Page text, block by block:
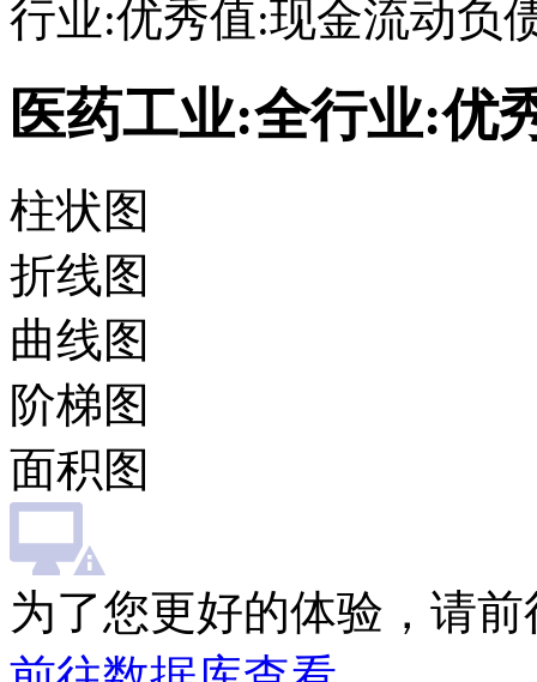
行业:优秀值:现金流动负
医药工业:全行业:优
柱状图
折线图
曲线图
阶梯图
面积图
为了您更好的体验，请